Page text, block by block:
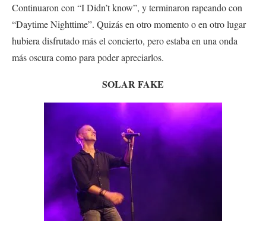
Continuaron con “I Didn’t know”, y terminaron rapeando con
“Daytime Nighttime”. Quizás en otro momento o en otro lugar
hubiera disfrutado más el concierto, pero estaba en una onda
más oscura como para poder apreciarlos.
SOLAR FAKE